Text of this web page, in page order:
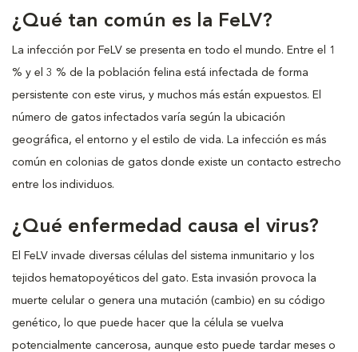
¿Qué tan común es la FeLV?
La infección por FeLV se presenta en todo el mundo. Entre el 1
% y el 3 % de la población felina está infectada de forma
persistente con este virus, y muchos más están expuestos. El
número de gatos infectados varía según la ubicación
geográfica, el entorno y el estilo de vida. La infección es más
común en colonias de gatos donde existe un contacto estrecho
entre los individuos.
¿Qué enfermedad causa el virus?
El FeLV invade diversas células del sistema inmunitario y los
tejidos hematopoyéticos del gato. Esta invasión provoca la
muerte celular o genera una mutación (cambio) en su código
genético, lo que puede hacer que la célula se vuelva
potencialmente cancerosa, aunque esto puede tardar meses o